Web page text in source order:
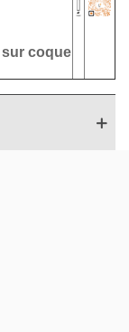
sur coque